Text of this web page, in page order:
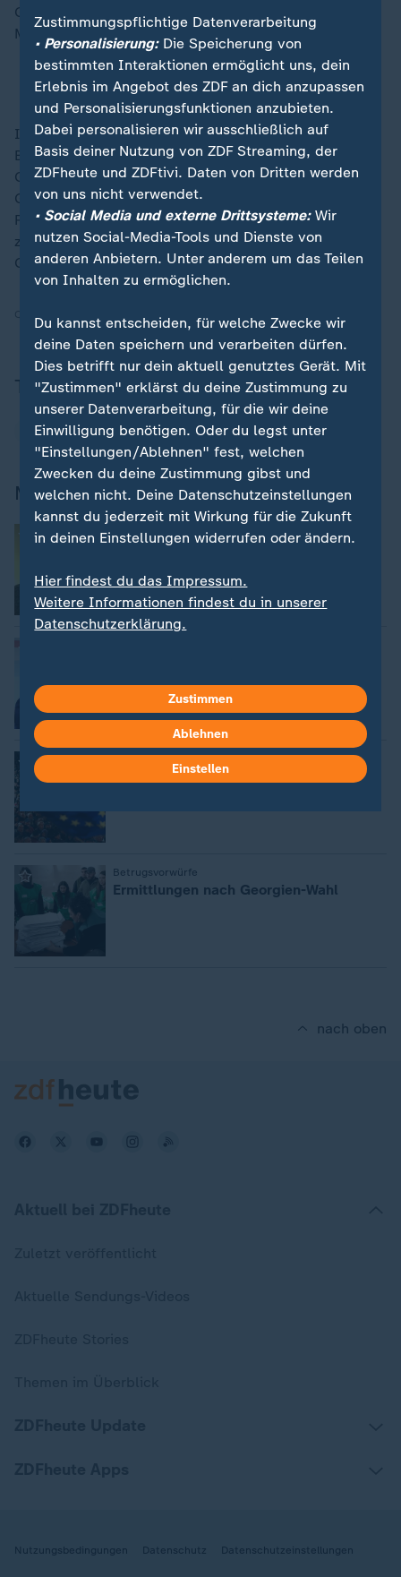
Gesundheitsministeriums wurden am Montag 26
Menschen bei erneuten Protesten verletzt.
Georgien: Schritt für Schritt in Richtung Russland
In derNatoherrscht Beunruhigung über die Lage im
Beitrittskandidatenland Georgien. "Die Berichte über
Gewalt sind zutiefst besorgniserregend", sagte
Generalsekretär Mark Ruttein Brüssel. Er forderte die
Regierung auf, alles zu tun, um Frieden und Stabilität
zu fördern. "Ich denke, dies liegt im Interesse aller
Georgier."
Thema
Russland
Mehr Nachrichten aus Georgien
Innenpolitische Krise
Georgiens Präsidentin will bis Neuwahl
Nach Parlamentswahl
Georgien: Opposition will tägliche
Betrugsvorwürfe
Ermittlungen nach Georgien-Wahl
nach oben
Nutzungsbedingungen Datenschutz Datenschutzeinstellungen
Zustimmungspflichtige Datenverarbeitung
• Personalisierung:Die Speicherung von
bestimmten Interaktionen ermöglicht uns, dein
Erlebnis im Angebot des ZDF an dich anzupassen
und Personalisierungsfunktionen anzubieten.
Dabei personalisieren wir ausschließlich auf
Basis deiner Nutzung von ZDF Streaming, der
ZDFheute und ZDFtivi. Daten von Dritten werden
von uns nicht verwendet.
• Social Media und externe Drittsysteme:Wir
nutzen Social-Media-Tools und Dienste von
anderen Anbietern. Unter anderem um das Teilen
von Inhalten zu ermöglichen.
Du kannst entscheiden, für welche Zwecke wir
deine Daten speichern und verarbeiten dürfen.
Dies betrifft nur dein aktuell genutztes Gerät. Mit
"Zustimmen" erklärst du deine Zustimmung zu
unserer Datenverarbeitung, für die wir deine
Einwilligung benötigen. Oder du legst unter
"Einstellungen/Ablehnen" fest, welchen
Zwecken du deine Zustimmung gibst und
welchen nicht. Deine Datenschutzeinstellungen
kannst du jederzeit mit Wirkung für die Zukunft
in deinen Einstellungen widerrufen oder ändern.
Hier findest du das Impressum.
Weitere Informationen findest du in unserer
Datenschutzerklärung.
Zustimmen
Ablehnen
Einstellen